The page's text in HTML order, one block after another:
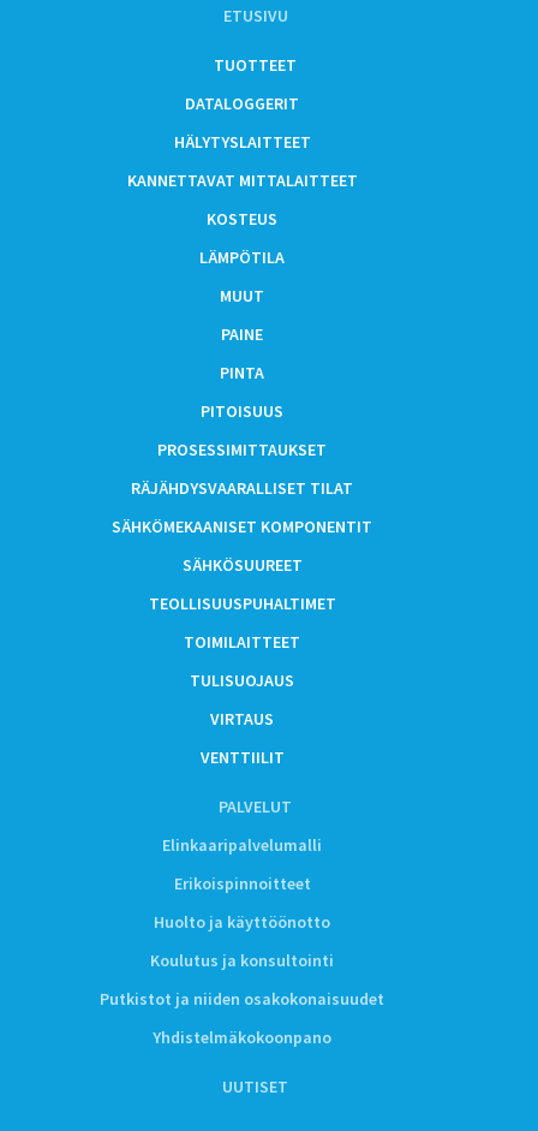
ETUSIVU
TUOTTEET
DATALOGGERIT
HÄLYTYSLAITTEET
KANNETTAVAT MITTALAITTEET
KOSTEUS
LÄMPÖTILA
MUUT
PAINE
PINTA
PITOISUUS
PROSESSIMITTAUKSET
RÄJÄHDYSVAARALLISET TILAT
SÄHKÖMEKAANISET KOMPONENTIT
SÄHKÖSUUREET
TEOLLISUUSPUHALTIMET
TOIMILAITTEET
TULISUOJAUS
VIRTAUS
VENTTIILIT
PALVELUT
Elinkaaripalvelumalli
Erikoispinnoitteet
Huolto ja käyttöönotto
Koulutus ja konsultointi
Putkistot ja niiden osakokonaisuudet
Yhdistelmäkokoonpano
UUTISET